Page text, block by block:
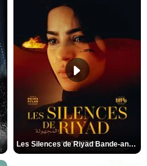
Les Silences de Riyad Bande-annonce VO STFR